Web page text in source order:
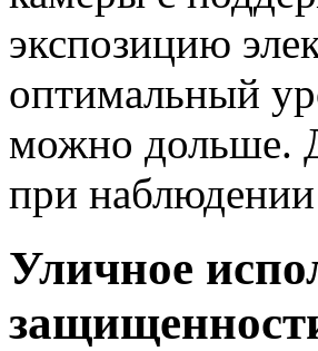
экспозицию
оптимальный
можно дольше.
при
Уличное